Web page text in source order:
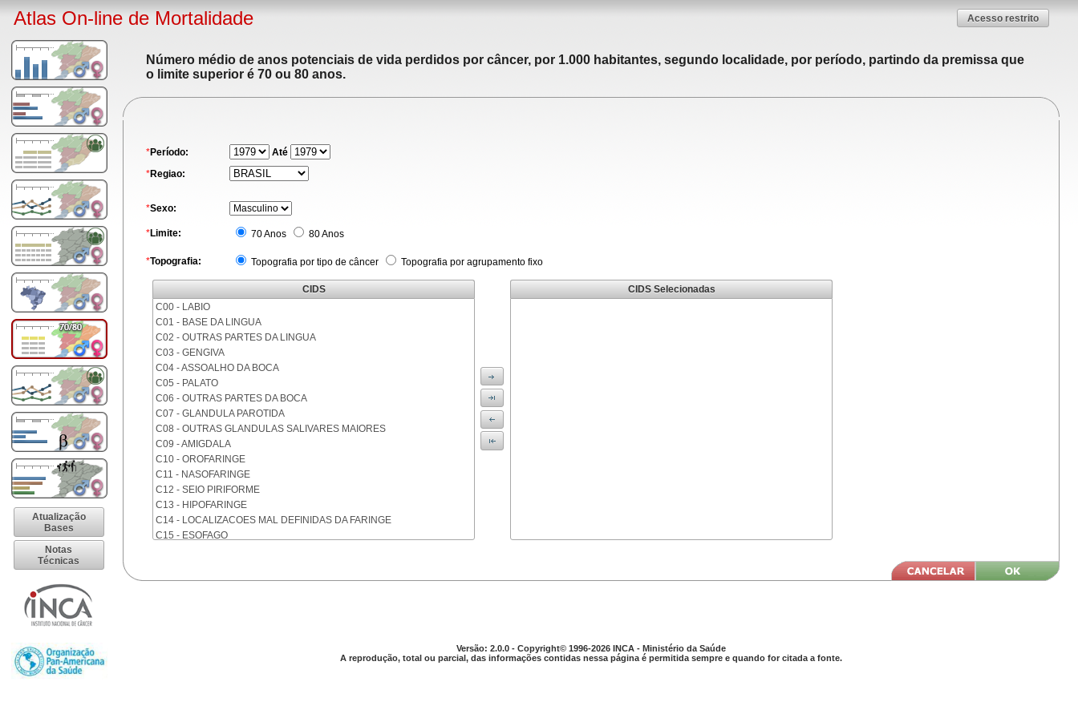
Atlas On-line de Mortalidade Acesso restrito
Atualização
Bases
Notas
Técnicas
Número médio de anos potenciais de vida perdidos por câncer, por 1.000 habitantes, segundo localidade, por período, partindo da premissa que
o limite superior é 70 ou 80 anos.
*Período:
Até
*Regiao:
*Sexo:
*Limite: 70 Anos 80 Anos
*Topografia: Topografia por tipo de câncer Topografia por agrupamento fixo
CIDS
C00 - LABIO
C01 - BASE DA LINGUA
C02 - OUTRAS PARTES DA LINGUA
C03 - GENGIVA
C04 - ASSOALHO DA BOCA
C05 - PALATO
C06 - OUTRAS PARTES DA BOCA
C07 - GLANDULA PAROTIDA
C08 - OUTRAS GLANDULAS SALIVARES MAIORES
C09 - AMIGDALA
C10 - OROFARINGE
C11 - NASOFARINGE
C12 - SEIO PIRIFORME
C13 - HIPOFARINGE
C14 - LOCALIZACOES MAL DEFINIDAS DA FARINGE
C15 - ESOFAGO
C18 - COLON
CIDS Selecionadas
Versão: 2.0.0 - Copyright© 1996-2026 INCA - Ministério da Saúde
A reprodução, total ou parcial, das informações contidas nessa página é permitida sempre e quando for citada a fonte.